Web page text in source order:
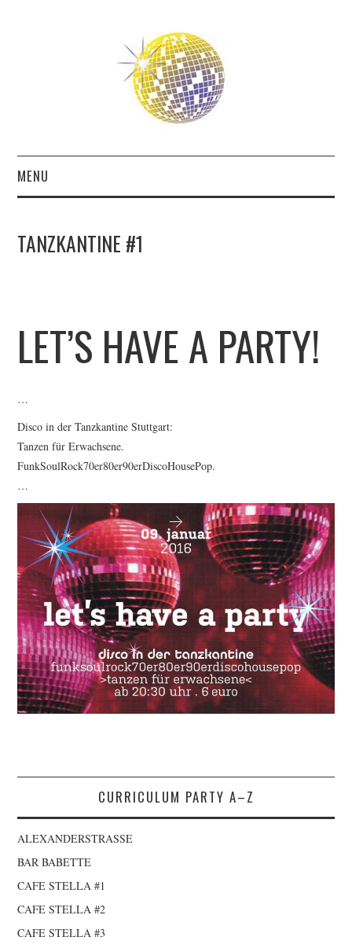
MENU
THE FUTURE
FRIENDS
DATENSCHUTZERKLÄRUNG
TANZKANTINE #1
LET’S HAVE A PARTY!
…
Disco in der Tanzkantine Stuttgart:
Tanzen für Erwachsene.
FunkSoulRock70er80er90erDiscoHousePop.
…
CURRICULUM PARTY A–Z
ALEXANDERSTRASSE
BAR BABETTE
CAFE STELLA #1
CAFE STELLA #2
CAFE STELLA #3